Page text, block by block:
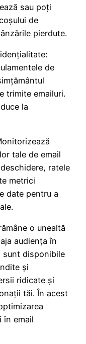
sau poți
de
pierdute.
de
trimite emailuri.
la
tale de email
ratele
metrici
date pentru a
o unealtă
audiența în
sunt disponibile
și
ridicate și
tăi. În acest
în email